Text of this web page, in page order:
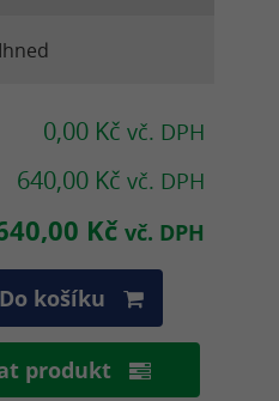
Ihned
0,00 Kč vč. DPH
640,00 Kč vč. DPH
Kč vč. DPH
produkt